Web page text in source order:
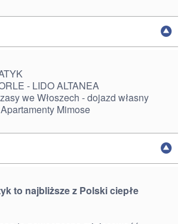
- LIDO ALTANEA
we Włoszech - dojazd własny
Mimose
to najbliższe z Polski ciepłe